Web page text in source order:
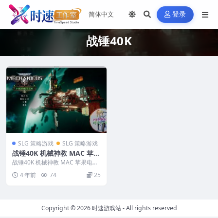
登录
战锤40K
SLG 策略游戏 SLG 策略游戏
战锤40K 机械神教 MAC 苹果
电脑游戏 原生版 支援10.14 1
0.15 11 12 13 适用于APPLE
CPU
战锤40K 机械神教 MAC 苹果电脑
游戏 原生版 支援10.14 10.15 ...
4 年前 74 25
Copyright © 2026时速游戏站- All rights reserved